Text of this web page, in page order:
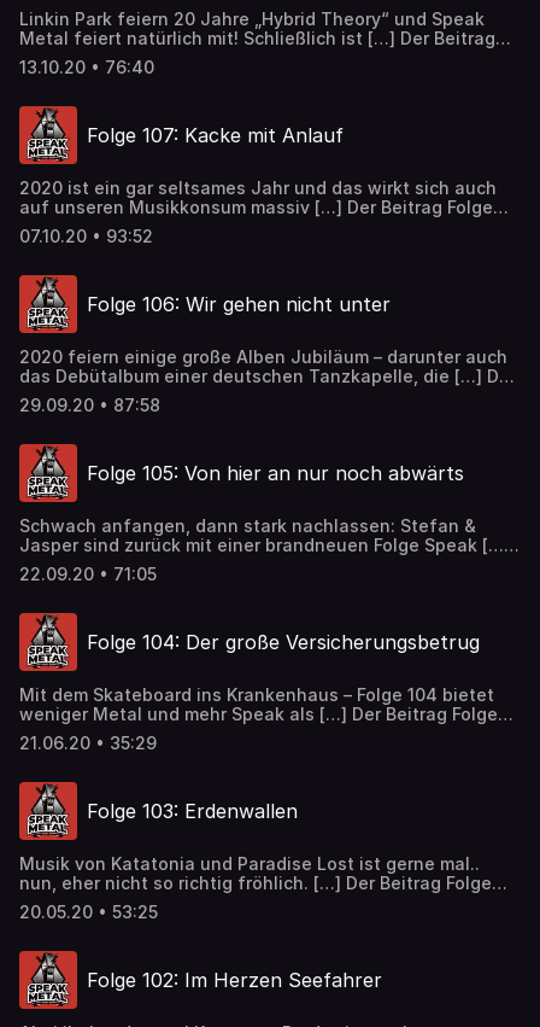
Linkin Park feiern 20 Jahre „Hybrid Theory“ und Speak
Metal feiert natürlich mit! Schließlich ist […] Der Beitrag
Folge 108: Bock auf Rock erschien zuerst auf Speak Metal.
13.10.20 • 76:40
Folge 107: Kacke mit Anlauf
2020 ist ein gar seltsames Jahr und das wirkt sich auch
auf unseren Musikkonsum massiv […] Der Beitrag Folge
107: Kacke mit Anlauf erschien zuerst auf Speak Metal.
07.10.20 • 93:52
Folge 106: Wir gehen nicht unter
2020 feiern einige große Alben Jubiläum – darunter auch
das Debütalbum einer deutschen Tanzkapelle, die […] Der
Beitrag Folge 106: Wir gehen nicht unter erschien zuerst
auf Speak Metal.
29.09.20 • 87:58
Folge 105: Von hier an nur noch abwärts
Schwach anfangen, dann stark nachlassen: Stefan &
Jasper sind zurück mit einer brandneuen Folge Speak […]
Der Beitrag Folge 105: Von hier an nur noch abwärts
erschien zuerst auf Speak Metal.
22.09.20 • 71:05
Folge 104: Der große Versicherungsbetrug
Mit dem Skateboard ins Krankenhaus – Folge 104 bietet
weniger Metal und mehr Speak als […] Der Beitrag Folge
104: Der große Versicherungsbetrug erschien zuerst auf
Speak Metal.
21.06.20 • 35:29
Folge 103: Erdenwallen
Musik von Katatonia und Paradise Lost ist gerne mal..
nun, eher nicht so richtig fröhlich. […] Der Beitrag Folge
103: Erdenwallen erschien zuerst auf Speak Metal.
20.05.20 • 53:25
Folge 102: Im Herzen Seefahrer